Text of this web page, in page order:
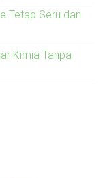
Tetap Seru dan
Kimia Tanpa